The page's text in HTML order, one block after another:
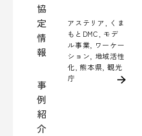
協
定
情
報
事
例
紹
介
アステリア, くま
もとDMC, モデ
ル事業, ワーケー
ション, 地域活性
化, 熊本県, 観光
庁